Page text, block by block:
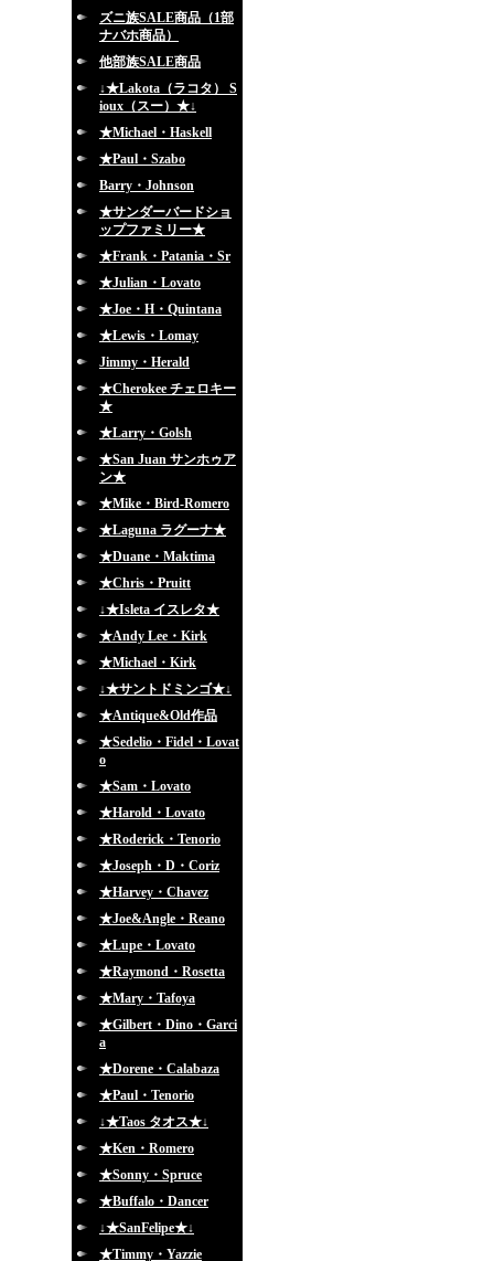
ズニ族SALE商品（1部
ナバホ商品）
他部族SALE商品
↓★Lakota（ラコタ） S
ioux（スー）★↓
★Michael・Haskell
★Paul・Szabo
Barry・Johnson
★サンダーバードショ
ップファミリー★
★Frank・Patania・Sr
★Julian・Lovato
★Joe・H・Quintana
★Lewis・Lomay
Jimmy・Herald
★Cherokee チェロキー
★
★Larry・Golsh
★San Juan サンホゥア
ン★
★Mike・Bird-Romero
★Laguna ラグーナ★
★Duane・Maktima
★Chris・Pruitt
↓★Isleta イスレタ★
★Andy Lee・Kirk
★Michael・Kirk
↓★サントドミンゴ★↓
★Antique&Old作品
★Sedelio・Fidel・Lovat
o
★Sam・Lovato
★Harold・Lovato
★Roderick・Tenorio
★Joseph・D・Coriz
★Harvey・Chavez
★Joe&Angle・Reano
★Lupe・Lovato
★Raymond・Rosetta
★Mary・Tafoya
★Gilbert・Dino・Garci
a
★Dorene・Calabaza
★Paul・Tenorio
↓★Taos タオス★↓
★Ken・Romero
★Sonny・Spruce
★Buffalo・Dancer
↓★SanFelipe★↓
★Timmy・Yazzie